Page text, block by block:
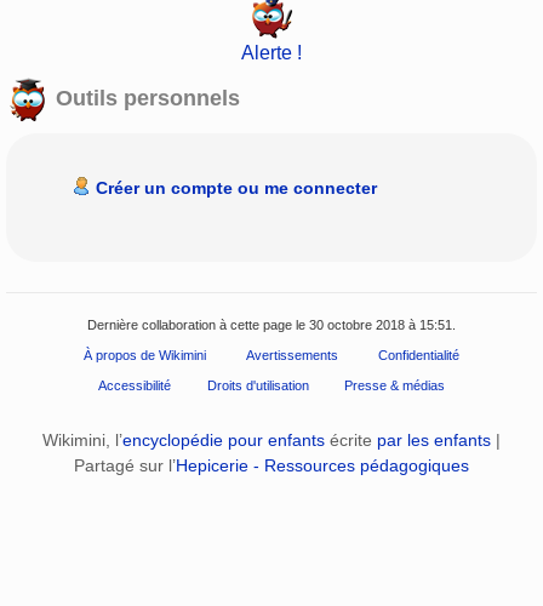
Alerte !
Outils personnels
Créer un compte ou me connecter
Dernière collaboration à cette page le 30 octobre 2018 à 15:51.
À propos de Wikimini Avertissements Confidentialité
Accessibilité Droits d'utilisation Presse & médias
Wikimini, l’encyclopédie pour enfants écrite par les enfants |
Partagé sur l’Hepicerie - Ressources pédagogiques